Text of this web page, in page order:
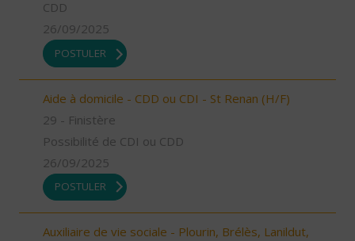
CDD
26/09/2025
POSTULER
Aide à domicile - CDD ou CDI - St Renan (H/F)
29 - Finistère
Possibilité de CDI ou CDD
26/09/2025
POSTULER
Auxiliaire de vie sociale - Plourin, Brélès, Lanildut,